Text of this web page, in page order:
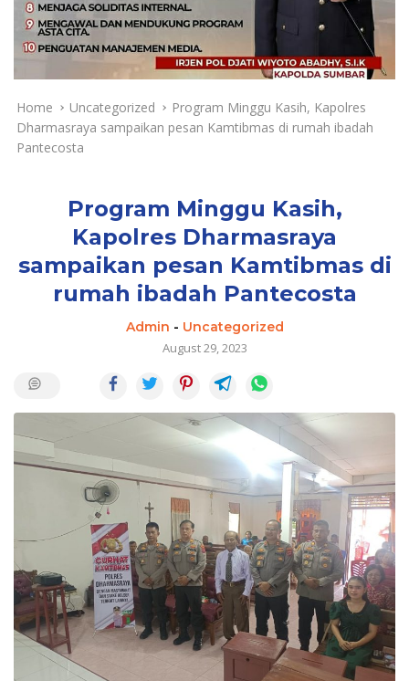
y
a
a
n
T
e
Home Uncategorized
Program Minggu Kasih, Kapolres
Dharmasraya sampaikan pesan Kamtibmas di rumah ibadah
Pantecosta
Program Minggu Kasih,
Kapolres Dharmasraya
sampaikan pesan Kamtibmas di
rumah ibadah Pantecosta
Admin - Uncategorized
August 29, 2023